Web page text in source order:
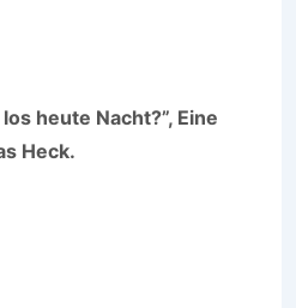
heute Nacht?”, Eine
Heck.